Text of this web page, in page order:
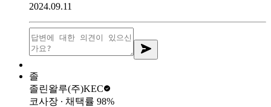
2024.09.11
졸
졸린왈루(주)KEC
코사장 ∙ 채택률 98%